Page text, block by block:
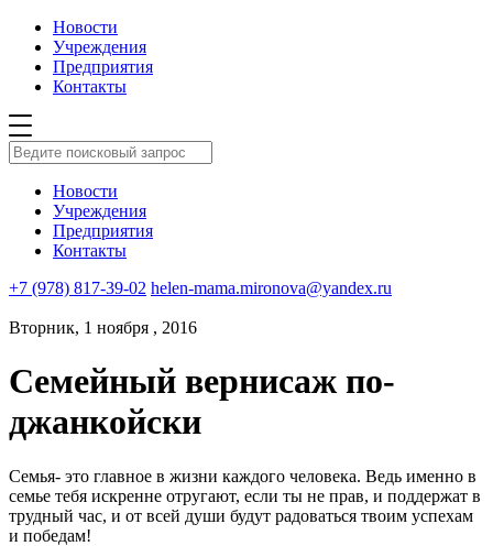
Новости
Учреждения
Предприятия
Контакты
Новости
Учреждения
Предприятия
Контакты
+7 (978) 817-39-02 helen-mama.mironova@yandex.ru
Вторник, 1 ноября , 2016
Семейный вернисаж по-
джанкойски
Семья- это главное в жизни каждого человека. Ведь именно в
семье тебя искренне отругают, если ты не прав, и поддержат в
трудный час, и от всей души будут радоваться твоим успехам
и победам!